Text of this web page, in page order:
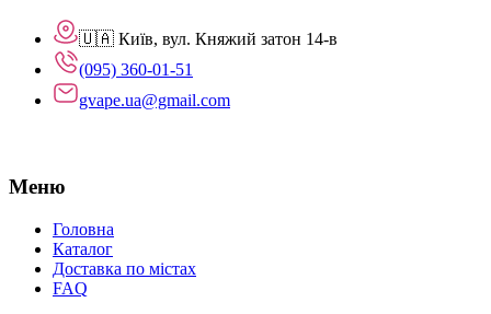
🇺🇦 Київ, вул. Княжий затон 14-в
(095) 360-01-51
gvape.ua@gmail.com
Меню
Головна
Каталог
Доставка по містах
FAQ